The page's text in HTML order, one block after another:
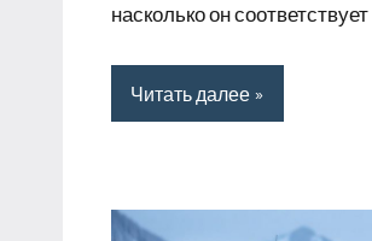
насколько он
Читать далее